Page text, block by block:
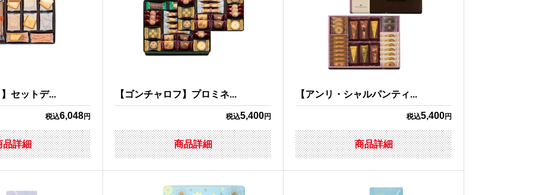
】セットデ...
税込6,048円
品詳細
【ゴンチャロフ】プロミネ...
税込5,400円
商品詳細
【アンリ・シャルパンティ...
税込5,400円
商品詳細